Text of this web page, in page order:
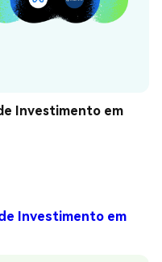
Investimento em
Investimento em